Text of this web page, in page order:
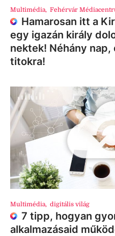
Multimédia, Fehérvár
Hamarosan itt a
egy igazán király
nektek! Néhány
titokra!
Multimédia, digitális világ
7 tipp, hogyan
alkalmazásaid